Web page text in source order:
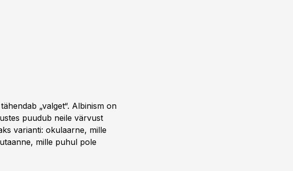
„valget“. Albinism on
puudub neile värvust
varianti: okulaarne, mille
mille puhul pole